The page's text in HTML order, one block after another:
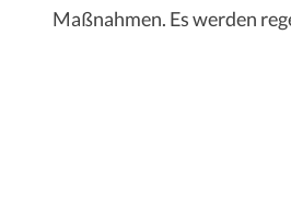
Maßnahmen. Es werden